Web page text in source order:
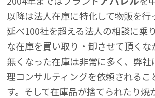
以降は法人在庫に特化して物販を行
延べ100社を超える法人の相談に乗
な在庫を買い取り・卸させて頂くな
無くなった在庫は非常に多く、弊社
理コンサルティングを依頼されるこ
す。そして在庫品が捨てられたり焼